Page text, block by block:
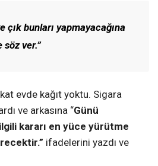
çık bunları yapmayacağına
ver.”
evde kağıt yoktu. Sigara
ve arkasına “Günü
kararı en yüce yürütme
ifadelerini yazdı ve